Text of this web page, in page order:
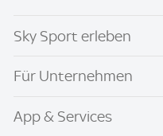
Sky Sport erleben
Für Unternehmen
App & Services